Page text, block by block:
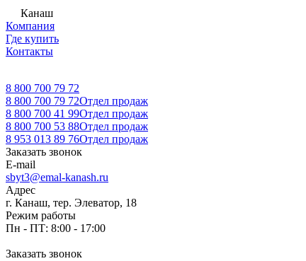
Канаш
Компания
Где купить
Контакты
8 800 700 79 72
8 800 700 79 72Отдел продаж
8 800 700 41 99Отдел продаж
8 800 700 53 88Отдел продаж
8 953 013 89 76Отдел продаж
Заказать звонок
E-mail
sbyt3@emal-kanash.ru
Адрес
г. Канаш, тер. Элеватор, 18
Режим работы
Пн - ПТ: 8:00 - 17:00
Заказать звонок